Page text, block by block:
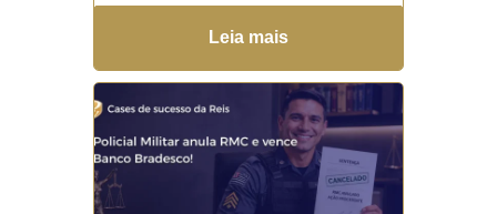
policial militar absolvido em
sindicância disciplinar não
recebe apenas uma decisão
administrativa favorável. Ele...
Leia mais →
Leia mais